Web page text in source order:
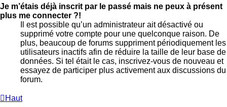
Je m’étais déjà inscrit par le passé mais ne peux à présent
plus me connecter ?!
Il est possible qu’un administrateur ait désactivé ou
supprimé votre compte pour une quelconque raison. De
plus, beaucoup de forums suppriment périodiquement les
utilisateurs inactifs afin de réduire la taille de leur base de
données. Si tel était le cas, inscrivez-vous de nouveau et
essayez de participer plus activement aux discussions du
forum.
Haut